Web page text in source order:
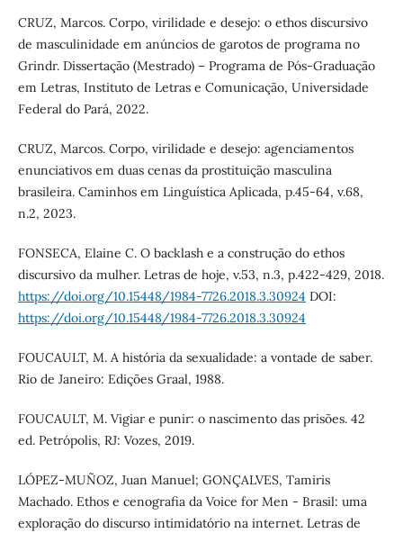
CRUZ, Marcos. Corpo, virilidade e desejo: o ethos discursivo
de masculinidade em anúncios de garotos de programa no
Grindr. Dissertação (Mestrado) – Programa de Pós-Graduação
em Letras, Instituto de Letras e Comunicação, Universidade
Federal do Pará, 2022.
CRUZ, Marcos. Corpo, virilidade e desejo: agenciamentos
enunciativos em duas cenas da prostituição masculina
brasileira. Caminhos em Linguística Aplicada, p.45-64, v.68,
n.2, 2023.
FONSECA, Elaine C. O backlash e a construção do ethos
discursivo da mulher. Letras de hoje, v.53, n.3, p.422-429, 2018.
https://doi.org/10.15448/1984-7726.2018.3.30924 DOI:
https://doi.org/10.15448/1984-7726.2018.3.30924
FOUCAULT, M. A história da sexualidade: a vontade de saber.
Rio de Janeiro: Edições Graal, 1988.
FOUCAULT, M. Vigiar e punir: o nascimento das prisões. 42
ed. Petrópolis, RJ: Vozes, 2019.
LÓPEZ-MUÑOZ, Juan Manuel; GONÇALVES, Tamiris
Machado. Ethos e cenografia da Voice for Men - Brasil: uma
exploração do discurso intimidatório na internet. Letras de